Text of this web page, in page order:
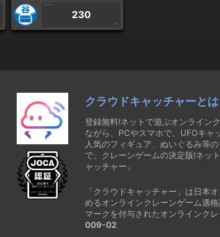
1PLAY
230
CP
クラウドキャッチャーとは
登録無料!ネットで遊ぶオンライン
ながら、PCやスマホで、UFOキャ
人気のフィギュア、ぬいぐるみ等
で、クレーンゲームの決定版!ネッ
ャッチャー」
「クラウドキャッチャー」は日本
めるオンラインクレーンゲーム適
マークを付与されたオンラインク
009-02